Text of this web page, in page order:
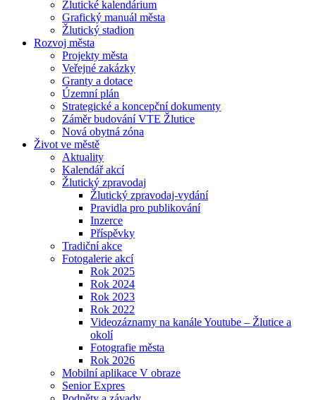
Žlutické kalendárium
Grafický manuál města
Žlutický stadion
Rozvoj města
Projekty města
Veřejné zakázky
Granty a dotace
Územní plán
Strategické a koncepční dokumenty
Záměr budování VTE Žlutice
Nová obytná zóna
Život ve městě
Aktuality
Kalendář akcí
Žlutický zpravodaj
Žlutický zpravodaj-vydání
Pravidla pro publikování
Inzerce
Příspěvky
Tradiční akce
Fotogalerie akcí
Rok 2025
Rok 2024
Rok 2023
Rok 2022
Videozáznamy na kanále Youtube – Žlutice a
okolí
Fotografie města
Rok 2026
Mobilní aplikace V obraze
Senior Expres